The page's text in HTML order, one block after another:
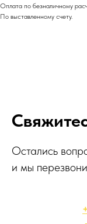
Оплата по безналичному
По выставленному счету.
Остались
и мы